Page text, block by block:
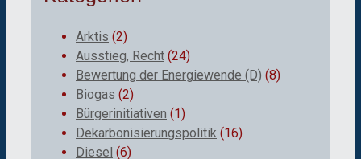
Arktis (2)
Ausstieg, Recht (24)
Bewertung der Energiewende (D) (8)
Biogas (2)
Bürgerinitiativen (1)
Dekarbonisierungspolitik (16)
Diesel (6)